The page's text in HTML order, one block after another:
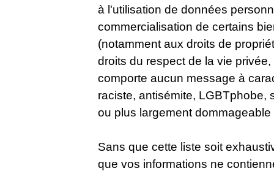
à l'utilisation de données
commercialisation de certains
(notamment aux droits de
droits du respect de la vie
comporte aucun message à
raciste, antisémite, LGBTphobe,
ou plus largement
Sans que cette liste soit
que vos informations ne